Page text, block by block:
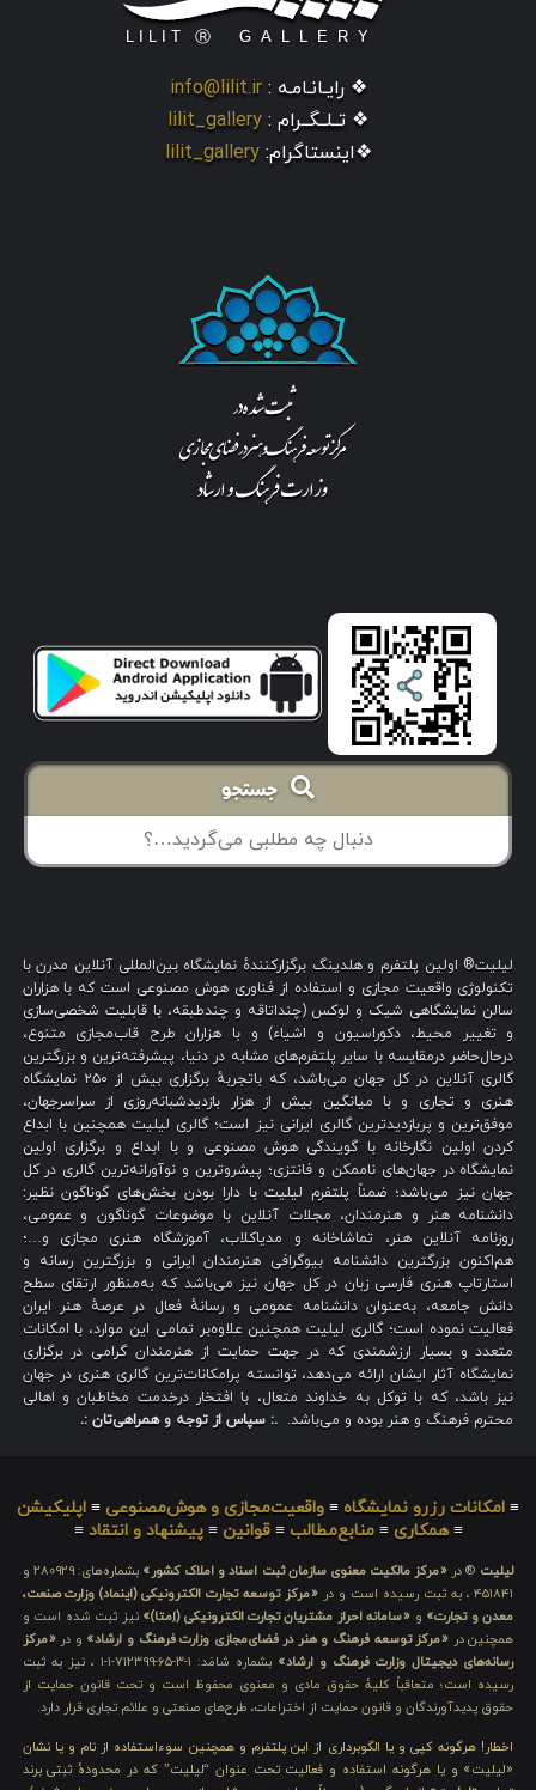
❖ رایـانـامـه : info@lilit.ir
❖ تــلــگــرام : lilit_gallery
❖اینستاگرام: lilit_gallery
جستجو
لیلیت® اولین پلتفرم و هلدینگ برگزارکنندهٔ نمایشگاه بین‌المللی آنلاین مدرن با
تکنولوژی واقعیت مجازی و استفاده از فناوری هوش مصنوعی است که با هزاران
سالن نمایشگاهی شیک و لوکس (چنداتاقه و چندطبقه، با قابلیت شخصی‌سازی
و تغییر محیط، دکوراسیون و اشیاء) و با هزاران طرح قاب‌مجازی متنوع،
درحال‌حاضر درمقایسه با سایر پلتفرم‌های مشابه در دنیا، پیشرفته‌ترین و بزرگترین
گالری آنلاین در کل جهان می‌باشد، که باتجربهٔ برگزاری بیش از ۲۵۰ نمایشگاه
هنری و تجاری و با میانگین بیش از هزار بازدیدشبانه‌روزی از سراسرجهان،
موفق‌ترین و پربازدیدترین گالری ایرانی نیز است؛ گالری لیلیت همچنین با ابداع
کردن اولین نگارخانه با گویندگی هوش مصنوعی و با ابداع و برگزاری اولین
نمایشگاه در جهان‌های ناممکن و فانتزی؛ پیشروترین و نوآورانه‌ترین گالری در کل
جهان نیز می‌باشد؛ ضمناً پلتفرم لیلیت با دارا بودن بخش‌های گوناگون نظیر:
دانشنامه هنر و هنرمندان، مجلات آنلاین با موضوعات گوناگون و عمومی،
روزنامه آنلاین هنر، تماشاخانه و مدیاکلاب، آموزشگاه هنری مجازی و…؛
هم‌اکنون بزرگترین دانشنامه بیوگرافی هنرمندان ایرانی و بزرگترین رسانه و
استارتاپ هنری فارسی زبان در کل جهان نیز می‌باشد که به‌منظور ارتقای سطح
دانش جامعه، به‌عنوان دانشنامه عمومی و رسانهٔ فعال در عرصهٔ هنر ایران
فعالیت نموده است؛ گالری لیلیت همچنین علاوه‌بر تمامی این موارد، با امکانات
متعدد و بسیار ارزشمندی که در جهت حمایت از هنرمندان گرامی در برگزاری
نمایشگاه آثار ایشان ارائه می‌دهد، توانسته پرامکانات‌ترین گالری هنری در جهان
نیز باشد، که با توکل به خداوند متعال، با افتخار درخدمت مخاطبان و اهالی
محترم فرهنگ و هنر بوده و می‌باشد. .: سپاس از توجه و همراهی‌تان :.
≡ امکانات رزرو نمایشگاه ≡ واقعیت‌مجازی و هوش‌مصنوعی ≡ اپلیکیشن
≡همکاری ≡منابع‌مطالب ≡قوانین ≡پیشنهاد و انتقاد ≡
لیلیت ® در «مرکز مالکیت معنوی سازمان ثبت اسناد و املاک کشور»
بشماره‌های: ۲۸۰۹۲۹ و
۴۵۱۸۴۱ ، به ثبت رسیده است و در
«مرکز توسعه تجارت الکترونیکی (اینماد) وزارت صنعت،
معدن و تجارت» و «سامانه احراز مشتریان تجارت الکترونیکی (اِمتا)» نیز ثبت شده است و
همچنین در «مرکز توسعه فرهنگ و هنر در فضای‌مجازی وزارت فرهنگ و ارشاد» و در«مرکز
رسانه‌های دیجیتال وزارت فرهنگ و ارشاد»
بشماره شامَد: ۱-۳-۶۵-۷۱۲۳۹۹-۱-۱ ، نیز به ثبت
رسیده است؛ متعاقباً کلیهٔ حقوق مادی و معنوی محفوظ است و تحت قانون حمایت از
حقوق پدیدآورندگان و قانون حمایت از اختراعات، طرح‌های صنعتی و علائم تجاری قرار دارد.
اخطار! هرگونه کپی و یا الگوبرداری از این پلتفرم و همچنین سوءاستفاده از نام و یا نشان
«لیلیت» و یا هرگونه استفاده و فعالیت تحت عنوان “لیلیت” که در محدودهٔ ثبتی برند